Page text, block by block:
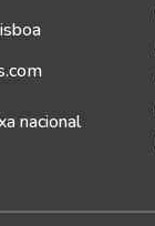
nacional